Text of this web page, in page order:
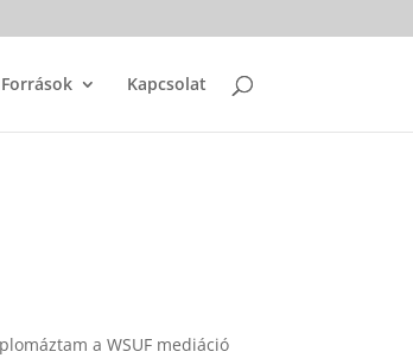
Források Kapcsolat
a WSUF mediáció